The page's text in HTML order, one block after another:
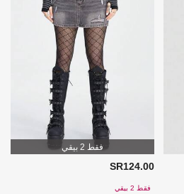
فقط 2 بيقي
SR124.00
فقط 2 بيقي